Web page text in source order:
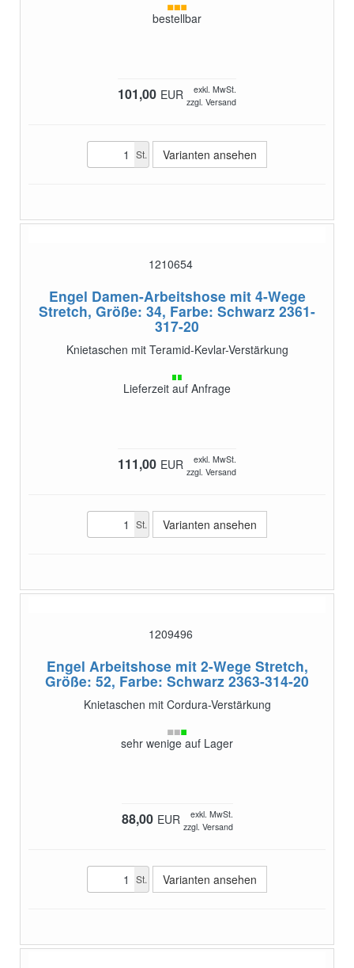
bestellbar
101,00 EUR
exkl. MwSt.
zzgl. Versand
St. Varianten ansehen
1210654
Engel Damen-Arbeitshose mit 4-Wege
Stretch, Größe: 34, Farbe: Schwarz 2361-
317-20
Knietaschen mit Teramid-Kevlar-Verstärkung
Lieferzeit auf Anfrage
111,00 EUR
exkl. MwSt.
zzgl. Versand
St. Varianten ansehen
1209496
Engel Arbeitshose mit 2-Wege Stretch,
Größe: 52, Farbe: Schwarz 2363-314-20
Knietaschen mit Cordura-Verstärkung
sehr wenige auf Lager
88,00 EUR
exkl. MwSt.
zzgl. Versand
St. Varianten ansehen